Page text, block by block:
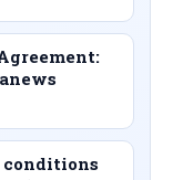
conditions